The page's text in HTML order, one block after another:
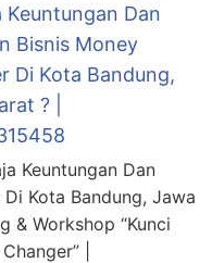
Keuntungan Dan
Bisnis Money
Di Kota Bandung,
? |
Keuntungan Dan
Kota Bandung, Jawa
& Workshop “Kunci
|